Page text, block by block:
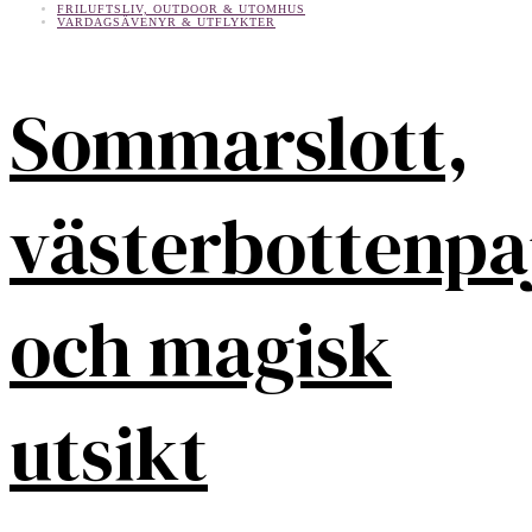
FRILUFTSLIV, OUTDOOR & UTOMHUS
VARDAGSÄVENYR & UTFLYKTER
Sommarslott,
och magisk
utsikt